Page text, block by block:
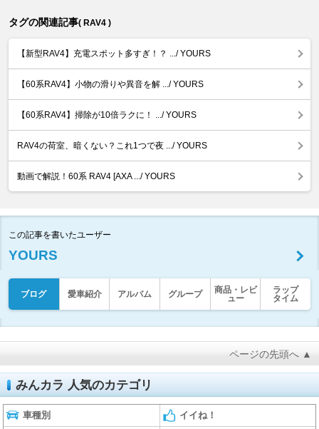
タグの関連記事( RAV4 )
【新型RAV4】充電スポット多すぎ！？ .../ YOURS
【60系RAV4】小物の滑りや異音を解 .../ YOURS
【60系RAV4】掃除が10倍ラクに！ .../ YOURS
RAV4の荷室、暗くない？これ1つで夜 .../ YOURS
動画で解説！60系 RAV4 [AXA .../ YOURS
この記事を書いたユーザー
YOURS
ブログ 愛車紹介 アルバム グループ
商品・レビ
ュー
ラップ
タイム
ページの先頭へ ▲
みんカラ 人気のカテゴリ
車種別 イイね！